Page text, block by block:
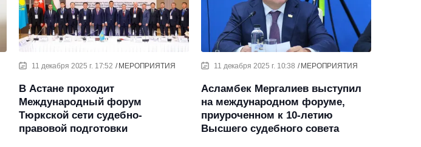
11 декабря 2025 г. 17:52 МЕРОПРИЯТИЯ
В Астане проходит
Международный форум
Тюркской сети судебно-
правовой подготовки
11 декабря 2025 г. 10:38 МЕРОПРИЯТИЯ
Асламбек Мергалиев выступил
на международном форуме,
приуроченном к 10-летию
Высшего судебного совета